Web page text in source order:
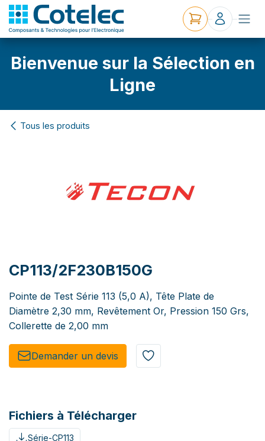
Bienvenue sur la Sélection en
Ligne
Tous les produits
CP113/2F230B150G
Pointe de Test Série 113 (5,0 A), Tête Plate de
Diamètre 2,30 mm, Revêtement Or, Pression 150 Grs,
Collerette de 2,00 mm
Demander un de​​vis​​
Fichiers à Télécharger
Série-CP113